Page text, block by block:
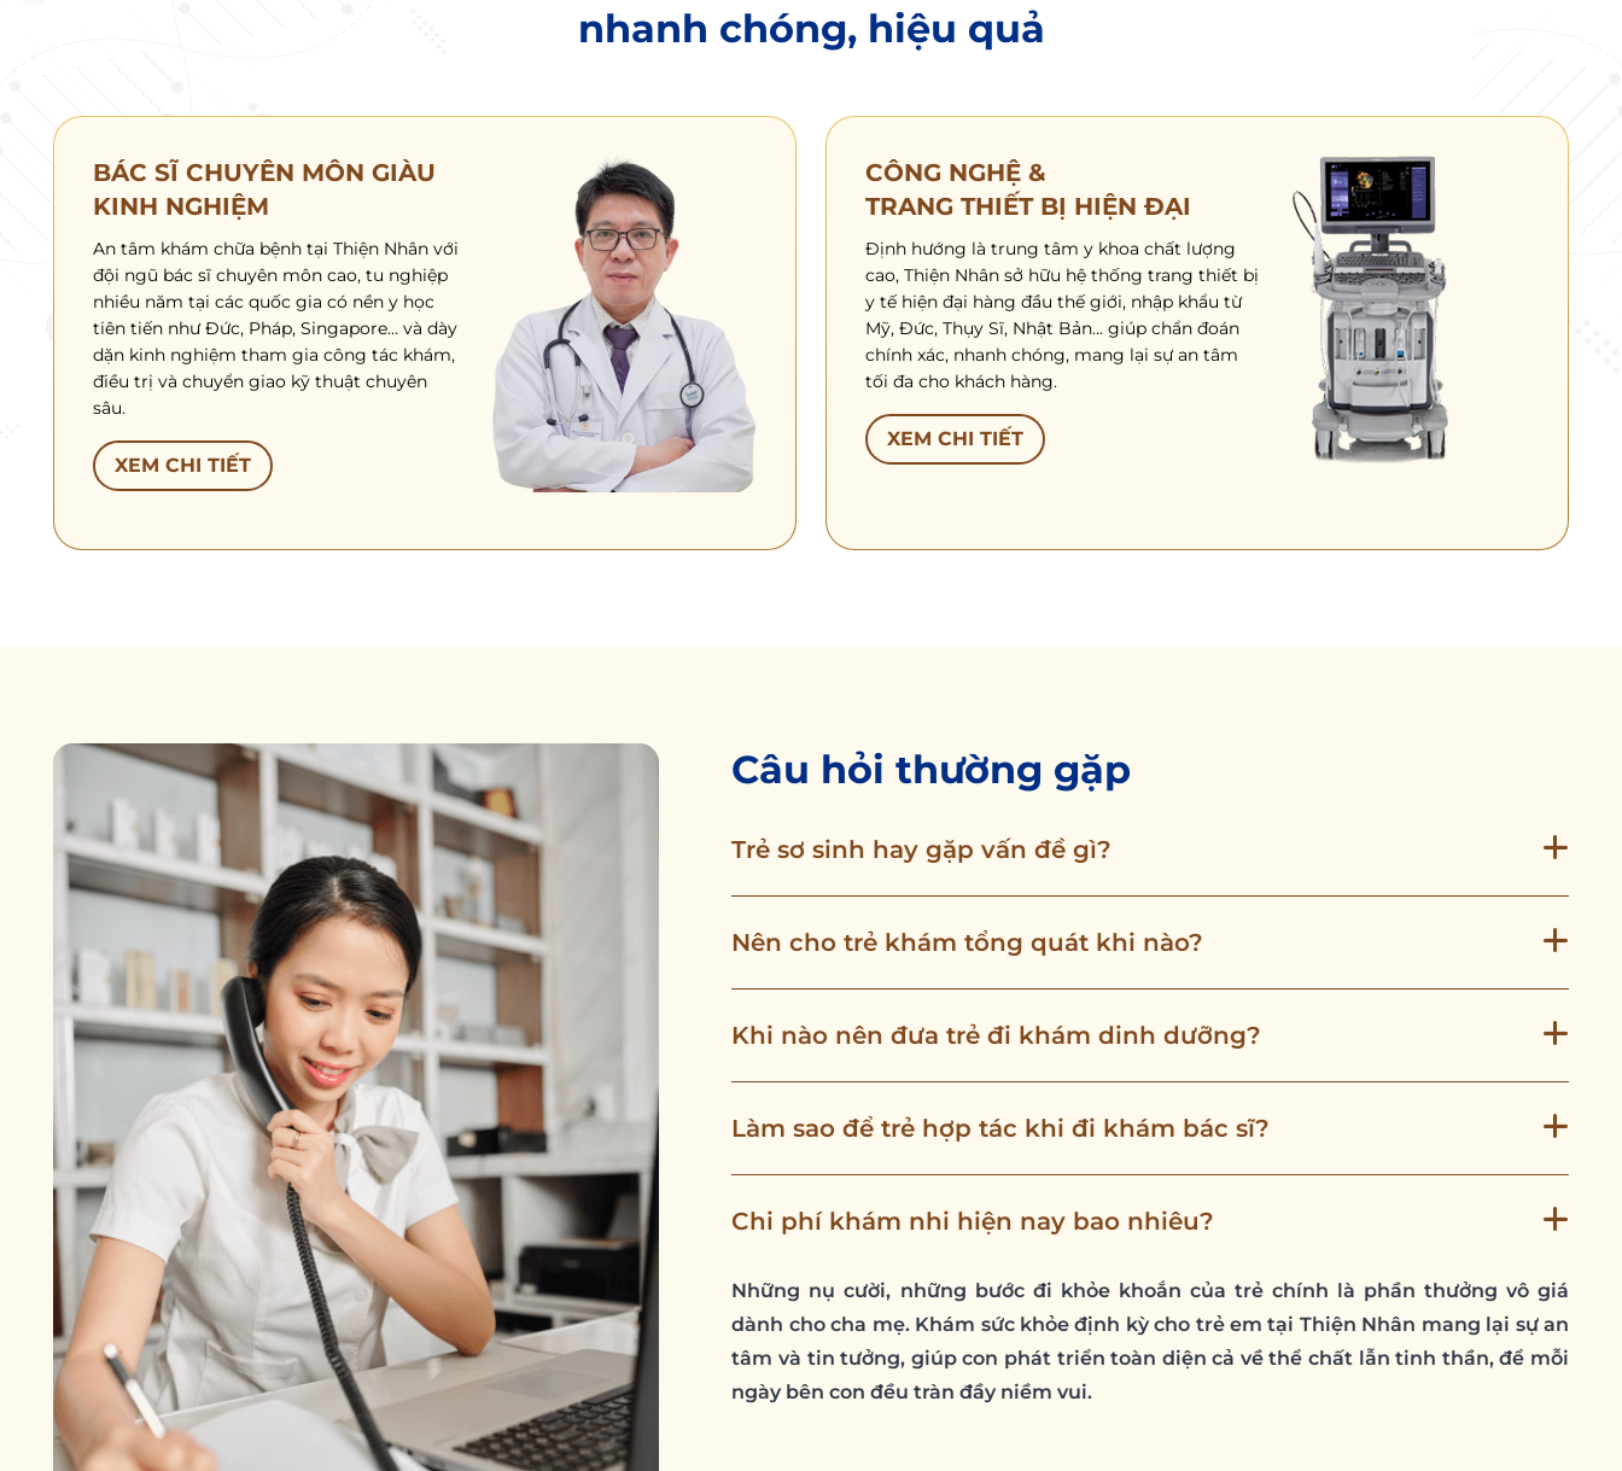
nhanh chóng, hiệu quả
BÁC SĨ CHUYÊN MÔN GIÀU
KINH NGHIỆM
An tâm khám chữa bệnh tại Thiện Nhân với
đội ngũ bác sĩ chuyên môn cao, tu nghiệp
nhiều năm tại các quốc gia có nền y học
tiên tiến như Đức, Pháp, Singapore… và dày
dặn kinh nghiệm tham gia công tác khám,
điều trị và chuyển giao kỹ thuật chuyên
sâu.
XEM CHI TIẾT
CÔNG NGHỆ &
TRANG THIẾT BỊ HIỆN ĐẠI
Định hướng là trung tâm y khoa chất lượng
cao, Thiện Nhân sở hữu hệ thống trang thiết bị
y tế hiện đại hàng đầu thế giới, nhập khẩu từ
Mỹ, Đức, Thụy Sĩ, Nhật Bản… giúp chẩn đoán
chính xác, nhanh chóng, mang lại sự an tâm
tối đa cho khách hàng.
XEM CHI TIẾT
Câu hỏi thường gặp
Trẻ sơ sinh hay gặp vấn đề gì?
Nên cho trẻ khám tổng quát khi nào?
Khi nào nên đưa trẻ đi khám dinh dưỡng?
Làm sao để trẻ hợp tác khi đi khám bác sĩ?
Chi phí khám nhi hiện nay bao nhiêu?
Những nụ cười, những bước đi khỏe khoắn của trẻ chính là phần thưởng vô giá
dành cho cha mẹ. Khám sức khỏe định kỳ cho trẻ em tại Thiện Nhân mang lại sự an
tâm và tin tưởng, giúp con phát triển toàn diện cả về thể chất lẫn tinh thần, để mỗi
ngày bên con đều tràn đầy niềm vui.